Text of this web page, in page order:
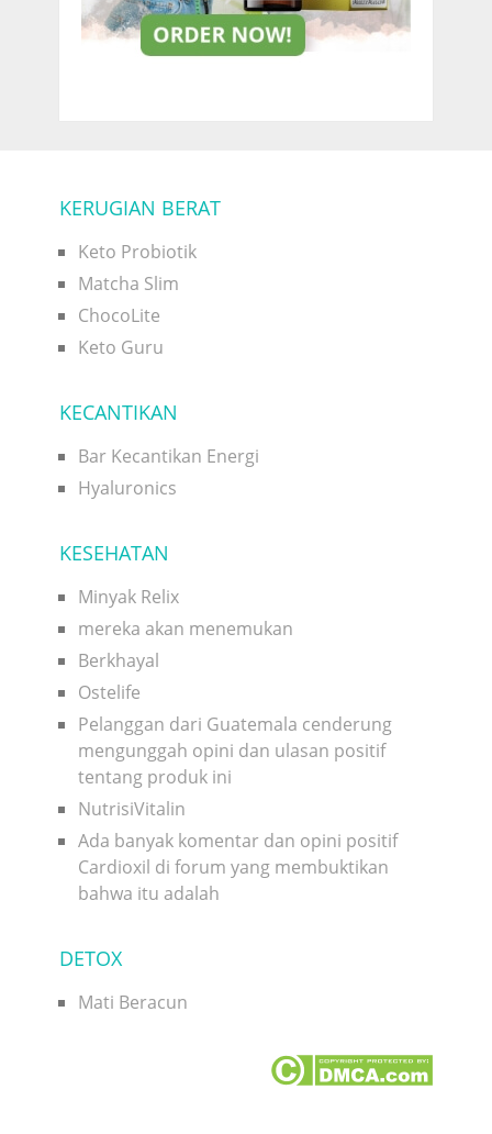
KERUGIAN BERAT
Keto Probiotik
Matcha Slim
ChocoLite
Keto Guru
KECANTIKAN
Bar Kecantikan Energi
Hyaluronics
KESEHATAN
Minyak Relix
mereka akan menemukan
Berkhayal
Ostelife
Pelanggan dari Guatemala cenderung
mengunggah opini dan ulasan positif
tentang produk ini
NutrisiVitalin
Ada banyak komentar dan opini positif
Cardioxil di forum yang membuktikan
bahwa itu adalah
DETOX
Mati Beracun